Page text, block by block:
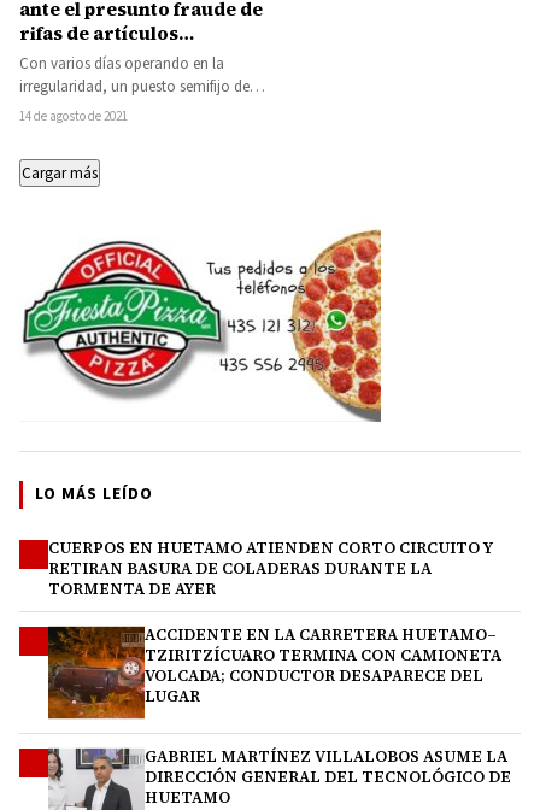
ante el presunto fraude de
rifas de artículos
electrodomésticos
Con varios días operando en la
irregularidad, un puesto semifijo de
rifas, que se ha ubicado en
14 de agosto de 2021
Cargar más
LO MÁS LEÍDO
CUERPOS EN HUETAMO ATIENDEN CORTO CIRCUITO Y
RETIRAN BASURA DE COLADERAS DURANTE LA
TORMENTA DE AYER
ACCIDENTE EN LA CARRETERA HUETAMO–
TZIRITZÍCUARO TERMINA CON CAMIONETA
VOLCADA; CONDUCTOR DESAPARECE DEL
LUGAR
GABRIEL MARTÍNEZ VILLALOBOS ASUME LA
DIRECCIÓN GENERAL DEL TECNOLÓGICO DE
HUETAMO